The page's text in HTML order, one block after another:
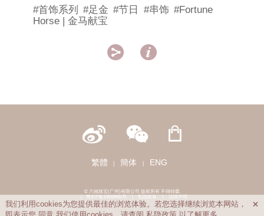
#首饰系列 #足金 #节日 #串饰 #Fortune
Horse | 金马献宝
 
繁體 簡体 ENG
© 六福珠宝(广州)有限公司 版权所有 不得转载
|
粤ICP备15048991号 | 私隐政策 | 法律声明
我们利用cookies为您提供最佳的浏览体验。若您选择继续浏览本网站，
